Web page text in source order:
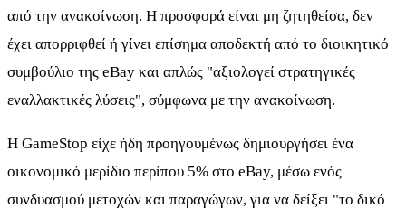
από την ανακοίνωση. Η προσφορά είναι μη ζητηθείσα, δεν
έχει απορριφθεί ή γίνει επίσημα αποδεκτή από το διοικητικό
συμβούλιο της eBay και απλώς "αξιολογεί στρατηγικές
εναλλακτικές λύσεις", σύμφωνα με την ανακοίνωση.
Η GameStop είχε ήδη προηγουμένως δημιουργήσει ένα
οικονομικό μερίδιο περίπου 5% στο eBay, μέσω ενός
συνδυασμού μετοχών και παραγώγων, για να δείξει "το δικό